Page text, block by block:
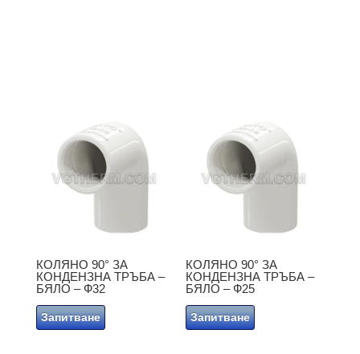
КОЛЯНО 90° ЗА
КОНДЕНЗНА ТРЪБА –
БЯЛО – Ф32
Запитване
КОЛЯНО 90° ЗА
КОНДЕНЗНА ТРЪБА –
БЯЛО – Ф25
Запитване